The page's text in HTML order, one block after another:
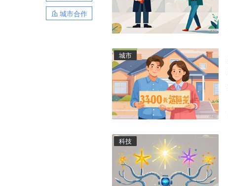
城市合作
城市
科技